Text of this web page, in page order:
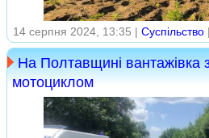
14 серпня 2024, 13:35 | Суспільство
На Полтавщині вантажівка
мотоциклом